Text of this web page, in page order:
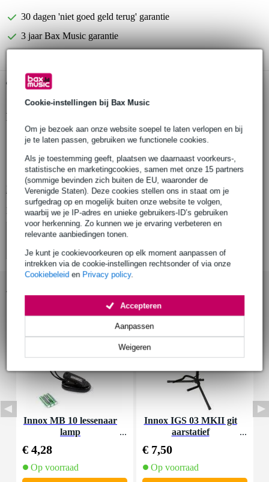
Cookie-instellingen bij Bax Music
Om je bezoek aan onze website soepel te laten verlopen en bij
je te laten passen, gebruiken we functionele cookies.
Als je toestemming geeft, plaatsen we daarnaast voorkeurs-,
statistische en marketingcookies, samen met onze 15 partners
(sommige bevinden zich buiten de EU, waaronder de
Verenigde Staten). Deze cookies stellen ons in staat om je
surfgedrag op en mogelijk buiten onze website te volgen,
waarbij we je IP-adres en unieke gebruikers-ID’s gebruiken
voor herkenning. Zo kunnen we je ervaring verbeteren en
relevante aanbiedingen tonen.
Je kunt je cookievoorkeuren op elk moment aanpassen of
intrekken via de cookie-instellingen rechtsonder of via onze
Cookiebeleid en Privacy policy.
Weigeren
Aanpassen
Accepteren
30 dagen 'niet goed geld terug' garantie
3 jaar Bax Music garantie
Gratis ophalen in de winkel
Productinformatie
producttype: muziekstandaard shelf extender / bladverbreder
kleur: grijs
materiaal: kunststof (plastic)
Bekijk alle productspecificaties
Bekijk ook eens (4)
Innox MB 10 lessenaar
lamp
€ 4,28
Op voorraad
Innox IGS 03 MKII git
aarstatief
€ 7,50
Op voorraad